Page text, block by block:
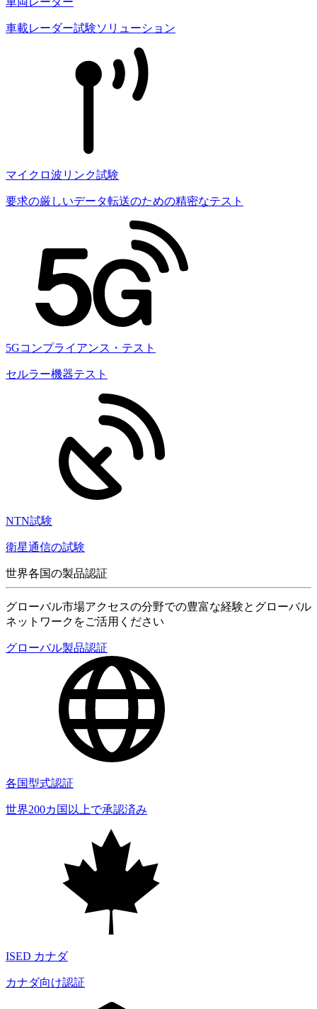
車載レーダー試験ソリューション
マイクロ波リンク試験
要求の厳しいデータ転送のための精密なテスト
5Gコンプライアンス・テスト
セルラー機器テスト
NTN試験
衛星通信の試験
世界各国の製品認証
グローバル市場アクセスの分野での豊富な経験とグローバル
ネットワークをご活用ください
グローバル製品認証
各国型式認証
世界200カ国以上で承認済み
ISED カナダ
カナダ向け認証